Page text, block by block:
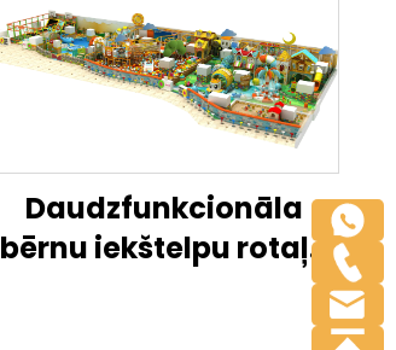
Daudzfunkcionāla
bērnu iekštelpu rotaļu
laukuma kombinēta